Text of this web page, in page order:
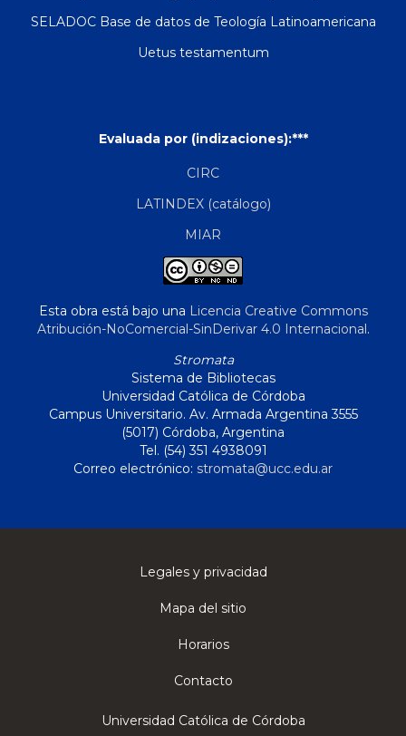
SELADOC Base de datos de Teología Latinoamericana
Uetus testamentum
Evaluada por (indizaciones):***
CIRC
LATINDEX (catálogo)
MIAR
Esta obra está bajo una Licencia Creative Commons
Atribución-NoComercial-SinDerivar 4.0 Internacional.
Stromata
Sistema de Bibliotecas
Universidad Católica de Córdoba
Campus Universitario. Av. Armada Argentina 3555
(5017) Córdoba, Argentina
Tel. (54) 351 4938091
Correo electrónico: stromata@ucc.edu.ar
Legales y privacidad
Mapa del sitio
Horarios
Contacto
Universidad Católica de Córdoba